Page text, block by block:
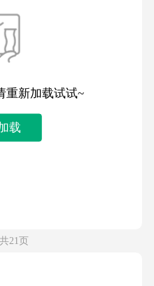
重新加载试试~
载
21页